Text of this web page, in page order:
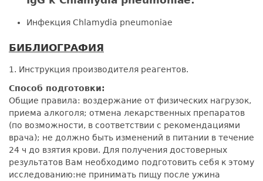
Инфекция Chlamydia pneumoniae
БИБЛИОГРАФИЯ
1. Инструкция производителя реагентов.
Способ подготовки:
Общие правила: воздержание от физических нагрузок,
приема алкоголя; отмена лекарственных препаратов
(по возможности, в соответствии с рекомендациями
врача); не должно быть изменений в питании в течение
24 ч до взятия крови. Для получения достоверных
результатов Вам необходимо подготовить себя к этому
исследованию:не принимать пищу после ужина